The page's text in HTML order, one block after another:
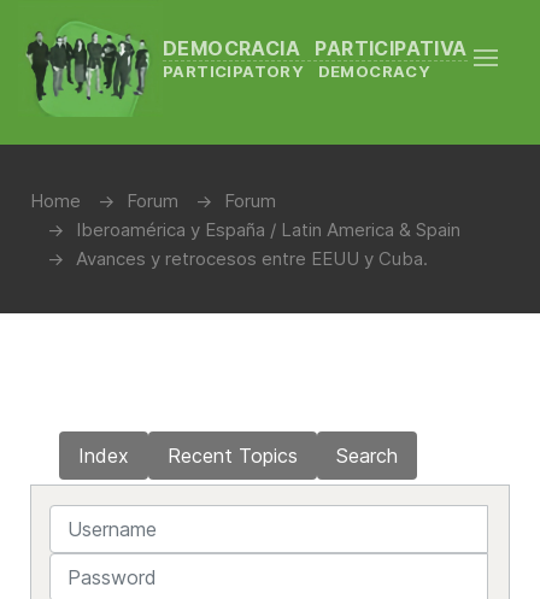
DEMOCRACIA PARTICIPATIVA
PARTICIPATORY DEMOCRACY
Home Forum
Forum
Iberoamérica y España / Latin America & Spain
Avances y retrocesos entre EEUU y Cuba.
Index Recent Topics Search
Username
Password